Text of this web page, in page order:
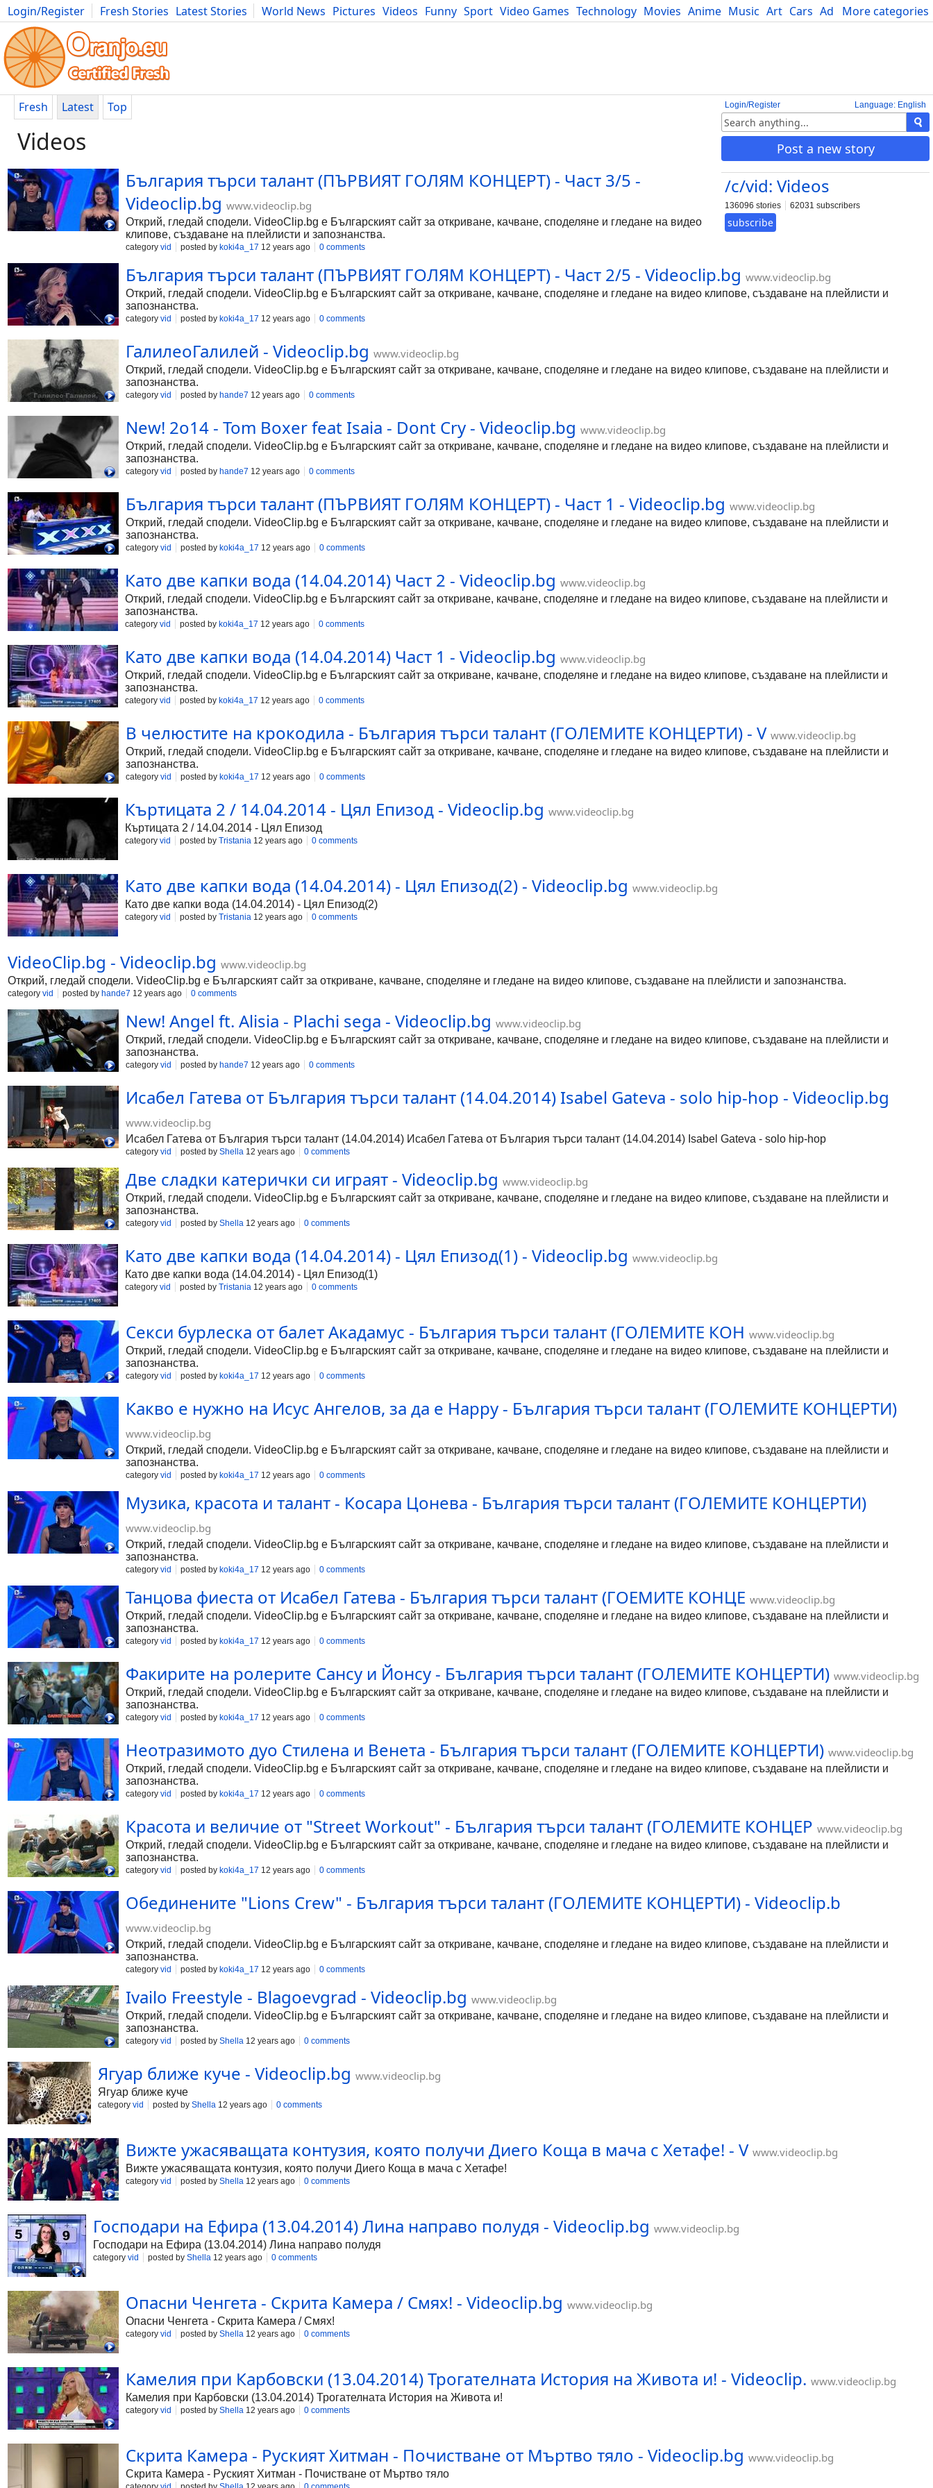
More categories
Login/Register Fresh Stories Latest Stories World News Pictures Videos Funny Sport Video Games Technology Movies Anime Music Art Cars Advice Science
Photography Comics Bulgaria Fitness Food Literature Developers Blog
Language: English
Login/Register
Post a new story
/c/vid: Videos
136096 stories 62031 subscribers
subscribe
Fresh Latest Top
Videos
България търси талант (ПЪРВИЯТ ГОЛЯМ КОНЦЕРТ) - Част 3/5 -
Videoclip.bg www.videoclip.bg
Открий, гледай сподели. VideoClip.bg е Българският сайт за откриване, качване, споделяне и гледане на видео
клипове, създаване на плейлисти и запознанства.
category vid posted by koki4a_17 12 years ago 0 comments
България търси талант (ПЪРВИЯТ ГОЛЯМ КОНЦЕРТ) - Част 2/5 - Videoclip.bg www.videoclip.bg
Открий, гледай сподели. VideoClip.bg е Българският сайт за откриване, качване, споделяне и гледане на видео клипове, създаване на плейлисти и
запознанства.
category vid posted by koki4a_17 12 years ago 0 comments
ГалилеоГалилей - Videoclip.bg www.videoclip.bg
Открий, гледай сподели. VideoClip.bg е Българският сайт за откриване, качване, споделяне и гледане на видео клипове, създаване на плейлисти и
запознанства.
category vid posted by hande7 12 years ago 0 comments
New! 2o14 - Tom Boxer feat Isaia - Dont Cry - Videoclip.bg www.videoclip.bg
Открий, гледай сподели. VideoClip.bg е Българският сайт за откриване, качване, споделяне и гледане на видео клипове, създаване на плейлисти и
запознанства.
category vid posted by hande7 12 years ago 0 comments
България търси талант (ПЪРВИЯТ ГОЛЯМ КОНЦЕРТ) - Част 1 - Videoclip.bg www.videoclip.bg
Открий, гледай сподели. VideoClip.bg е Българският сайт за откриване, качване, споделяне и гледане на видео клипове, създаване на плейлисти и
запознанства.
category vid posted by koki4a_17 12 years ago 0 comments
Като две капки вода (14.04.2014) Част 2 - Videoclip.bg www.videoclip.bg
Открий, гледай сподели. VideoClip.bg е Българският сайт за откриване, качване, споделяне и гледане на видео клипове, създаване на плейлисти и
запознанства.
category vid posted by koki4a_17 12 years ago 0 comments
Като две капки вода (14.04.2014) Част 1 - Videoclip.bg www.videoclip.bg
Открий, гледай сподели. VideoClip.bg е Българският сайт за откриване, качване, споделяне и гледане на видео клипове, създаване на плейлисти и
запознанства.
category vid posted by koki4a_17 12 years ago 0 comments
В челюстите на крокодила - България търси талант (ГОЛЕМИТЕ КОНЦЕРТИ) - V www.videoclip.bg
Открий, гледай сподели. VideoClip.bg е Българският сайт за откриване, качване, споделяне и гледане на видео клипове, създаване на плейлисти и
запознанства.
category vid posted by koki4a_17 12 years ago 0 comments
Къртицата 2 / 14.04.2014 - Цял Епизод - Videoclip.bg www.videoclip.bg
Къртицата 2 / 14.04.2014 - Цял Епизод
category vid posted by Tristania 12 years ago 0 comments
Като две капки вода (14.04.2014) - Цял Епизод(2) - Videoclip.bg www.videoclip.bg
Като две капки вода (14.04.2014) - Цял Епизод(2)
category vid posted by Tristania 12 years ago 0 comments
VideoClip.bg - Videoclip.bg www.videoclip.bg
Открий, гледай сподели. VideoClip.bg е Българският сайт за откриване, качване, споделяне и гледане на видео клипове, създаване на плейлисти и запознанства.
category vid posted by hande7 12 years ago 0 comments
New! Angel ft. Alisia - Plachi sega - Videoclip.bg www.videoclip.bg
Открий, гледай сподели. VideoClip.bg е Българският сайт за откриване, качване, споделяне и гледане на видео клипове, създаване на плейлисти и
запознанства.
category vid posted by hande7 12 years ago 0 comments
Исабел Гатева от България търси талант (14.04.2014) Isabel Gateva - solo hip-hop - Videoclip.bg
www.videoclip.bg
Исабел Гатева от България търси талант (14.04.2014) Исабел Гатева от България търси талант (14.04.2014) Isabel Gateva - solo hip-hop
category vid posted by Shella 12 years ago 0 comments
Две сладки катерички си играят - Videoclip.bg www.videoclip.bg
Открий, гледай сподели. VideoClip.bg е Българският сайт за откриване, качване, споделяне и гледане на видео клипове, създаване на плейлисти и
запознанства.
category vid posted by Shella 12 years ago 0 comments
Като две капки вода (14.04.2014) - Цял Епизод(1) - Videoclip.bg www.videoclip.bg
Като две капки вода (14.04.2014) - Цял Епизод(1)
category vid posted by Tristania 12 years ago 0 comments
Секси бурлеска от балет Акадамус - България търси талант (ГОЛЕМИТЕ КОН www.videoclip.bg
Открий, гледай сподели. VideoClip.bg е Българският сайт за откриване, качване, споделяне и гледане на видео клипове, създаване на плейлисти и
запознанства.
category vid posted by koki4a_17 12 years ago 0 comments
Какво е нужно на Исус Ангелов, за да е Happy - България търси талант (ГОЛЕМИТЕ КОНЦЕРТИ)
www.videoclip.bg
Открий, гледай сподели. VideoClip.bg е Българският сайт за откриване, качване, споделяне и гледане на видео клипове, създаване на плейлисти и
запознанства.
category vid posted by koki4a_17 12 years ago 0 comments
Музика, красота и талант - Косара Цонева - България търси талант (ГОЛЕМИТЕ КОНЦЕРТИ)
www.videoclip.bg
Открий, гледай сподели. VideoClip.bg е Българският сайт за откриване, качване, споделяне и гледане на видео клипове, създаване на плейлисти и
запознанства.
category vid posted by koki4a_17 12 years ago 0 comments
Танцова фиеста от Исабел Гатева - България търси талант (ГОЕМИТЕ КОНЦЕ www.videoclip.bg
Открий, гледай сподели. VideoClip.bg е Българският сайт за откриване, качване, споделяне и гледане на видео клипове, създаване на плейлисти и
запознанства.
category vid posted by koki4a_17 12 years ago 0 comments
Факирите на ролерите Сансу и Йонсу - България търси талант (ГОЛЕМИТЕ КОНЦЕРТИ) www.videoclip.bg
Открий, гледай сподели. VideoClip.bg е Българският сайт за откриване, качване, споделяне и гледане на видео клипове, създаване на плейлисти и
запознанства.
category vid posted by koki4a_17 12 years ago 0 comments
Неотразимото дуо Стилена и Венета - България търси талант (ГОЛЕМИТЕ КОНЦЕРТИ) www.videoclip.bg
Открий, гледай сподели. VideoClip.bg е Българският сайт за откриване, качване, споделяне и гледане на видео клипове, създаване на плейлисти и
запознанства.
category vid posted by koki4a_17 12 years ago 0 comments
Красота и величие от "Street Workout" - България търси талант (ГОЛЕМИТЕ КОНЦЕР www.videoclip.bg
Открий, гледай сподели. VideoClip.bg е Българският сайт за откриване, качване, споделяне и гледане на видео клипове, създаване на плейлисти и
запознанства.
category vid posted by koki4a_17 12 years ago 0 comments
Обединените "Lions Crew" - България търси талант (ГОЛЕМИТЕ КОНЦЕРТИ) - Videoclip.b
www.videoclip.bg
Открий, гледай сподели. VideoClip.bg е Българският сайт за откриване, качване, споделяне и гледане на видео клипове, създаване на плейлисти и
запознанства.
category vid posted by koki4a_17 12 years ago 0 comments
Ivailo Freestyle - Blagoevgrad - Videoclip.bg www.videoclip.bg
Открий, гледай сподели. VideoClip.bg е Българският сайт за откриване, качване, споделяне и гледане на видео клипове, създаване на плейлисти и
запознанства.
category vid posted by Shella 12 years ago 0 comments
Ягуар ближе куче - Videoclip.bg www.videoclip.bg
Ягуар ближе куче
category vid posted by Shella 12 years ago 0 comments
Вижте ужасяващата контузия, която получи Диего Коща в мача с Хетафе! - V www.videoclip.bg
Вижте ужасяващата контузия, която получи Диего Коща в мача с Хетафе!
category vid posted by Shella 12 years ago 0 comments
Господари на Ефира (13.04.2014) Лина направо полудя - Videoclip.bg www.videoclip.bg
Господари на Ефира (13.04.2014) Лина направо полудя
category vid posted by Shella 12 years ago 0 comments
Опасни Ченгета - Скрита Камера / Смях! - Videoclip.bg www.videoclip.bg
Опасни Ченгета - Скрита Камера / Смях!
category vid posted by Shella 12 years ago 0 comments
Камелия при Карбовски (13.04.2014) Трогателната История на Живота и! - Videoclip. www.videoclip.bg
Камелия при Карбовски (13.04.2014) Трогателната История на Живота и!
category vid posted by Shella 12 years ago 0 comments
Скрита Камера - Руският Хитман - Почистване от Мъртво тяло - Videoclip.bg www.videoclip.bg
Скрита Камера - Руският Хитман - Почистване от Мъртво тяло